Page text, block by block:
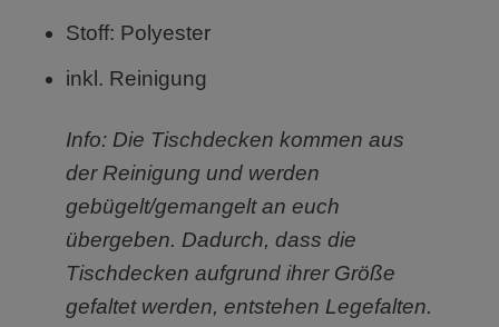
Stoff: Polyester
inkl. Reinigung
Info: Die Tischdecken kommen aus
der Reinigung und werden
gebügelt/gemangelt an euch
übergeben. Dadurch, dass die
Tischdecken aufgrund ihrer Größe
gefaltet werden, entstehen Legefalten.